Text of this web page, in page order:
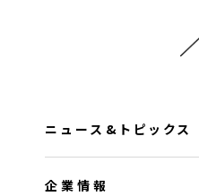
ニュース&トピックス
企業情報